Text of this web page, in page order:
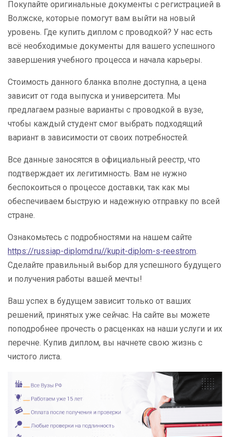
Покупайте оригинальные документы с регистрацией в
Волжске, которые помогут вам выйти на новый
уровень. Где купить диплом с проводкой? У нас есть
всё необходимые документы для вашего успешного
завершения учебного процесса и начала карьеры.
Стоимость данного бланка вполне доступна, а цена
зависит от года выпуска и университета. Мы
предлагаем разные варианты с проводкой в вузе,
чтобы каждый студент смог выбрать подходящий
вариант в зависимости от своих потребностей.
Все данные заносятся в официальный реестр, что
подтверждает их легитимность. Вам не нужно
беспокоиться о процессе доставки, так как мы
обеспечиваем быструю и надежную отправку по всей
стране.
Ознакомьтесь с подробностями на нашем сайте
https://russiap-diplomd.ru//kupit-diplom-s-reestrom.
Сделайте правильный выбор для успешного будущего
и получения работы вашей мечты!
Ваш успех в будущем зависит только от ваших
решений, принятых уже сейчас. На сайте вы можете
поподробнее прочесть о расценках на наши услуги и их
перечне. Купив диплом, вы начнете свою жизнь с
чистого листа.